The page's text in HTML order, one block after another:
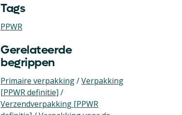
Tags
PPWR
Gerelateerde
begrippen
Primaire verpakking/Verpakking
[PPWR definitie] /
Verzendverpakking [PPWR